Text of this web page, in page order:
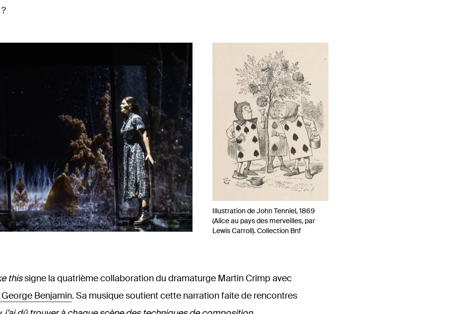
Illustration de John Tenniel, 1869
(Alice au pays des merveilles, par
Lewis Carroll). Collection Bnf
thissigne la quatrième collaboration du dramaturge Martin Crimp avec
Benjamin. Sa musique soutient cette narration faite de rencontres